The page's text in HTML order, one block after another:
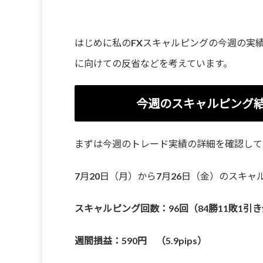
はじめに私のFXスキャルピングの今週の実
に向けての反省などを考えています。
今週のスキャルピング
まずは今週のトレード実績の詳細を確認し
7月20日（月）から7月26日（金）のスキャ
スキャルピング回数：96回（84勝11敗1引
週間損益：590円 （5.9pips）